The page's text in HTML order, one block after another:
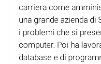
carriera come
una grande azienda di
i problemi che si
computer. Poi ha
database e di